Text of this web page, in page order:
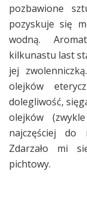
pozbawione
pozyskuje się
wodną.
kilkunastu last
jej
olejków
dolegliwość,
olejków
najczęściej do
Zdarzało mi
pichtowy.